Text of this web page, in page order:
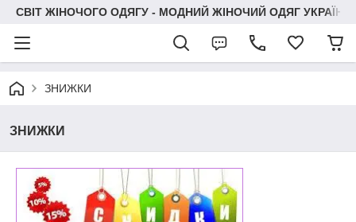
СВІТ ЖІНОЧОГО ОДЯГУ - МОДНИЙ ЖІНОЧИЙ ОДЯГ УКРАЇНИ
ЗНИЖКИ
ЗНИЖКИ